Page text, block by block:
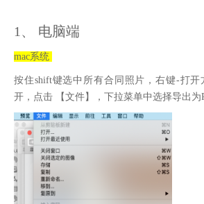
1、 电脑端
mac系统
按住shift键选中所有合同照片，右键-打
开，点击 【文件】，下拉菜单中选择导出为